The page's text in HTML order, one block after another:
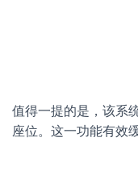
值得一提的是，该系
座位。这一功能有效